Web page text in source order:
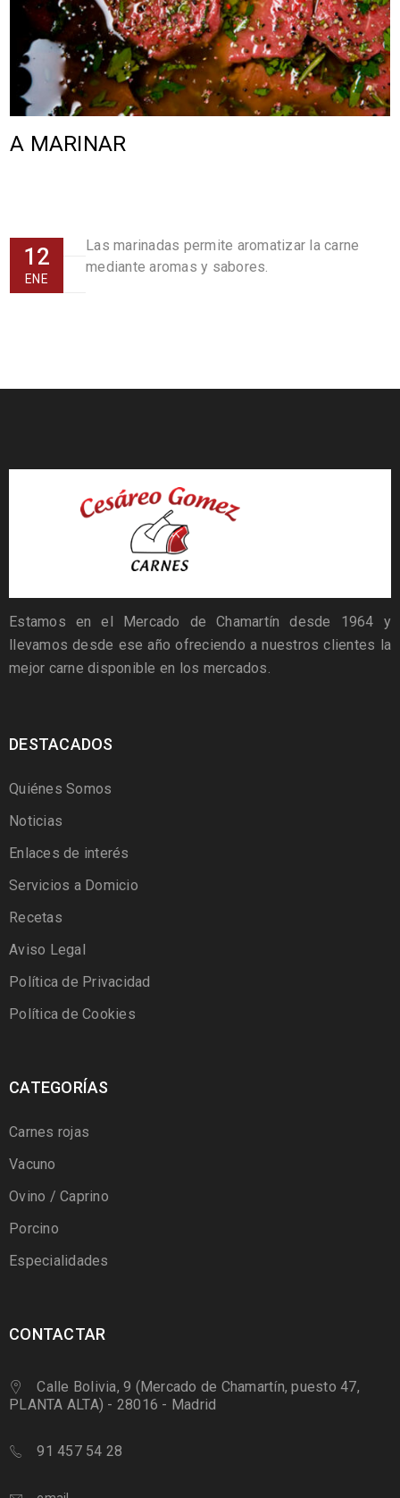
A MARINAR
12
ENE
Las marinadas permite aromatizar la carne
mediante aromas y sabores.
Estamos en el Mercado de Chamartín desde 1964 y
llevamos desde ese año ofreciendo a nuestros clientes la
mejor carne disponible en los mercados.
DESTACADOS
Quiénes Somos
Noticias
Enlaces de interés
Servicios a Domicio
Recetas
Aviso Legal
Política de Privacidad
Política de Cookies
CATEGORÍAS
Carnes rojas
Vacuno
Ovino / Caprino
Porcino
Especialidades
CONTACTAR
Calle Bolivia, 9 (Mercado de Chamartín, puesto 47,
PLANTA ALTA) - 28016 - Madrid
91 457 54 28